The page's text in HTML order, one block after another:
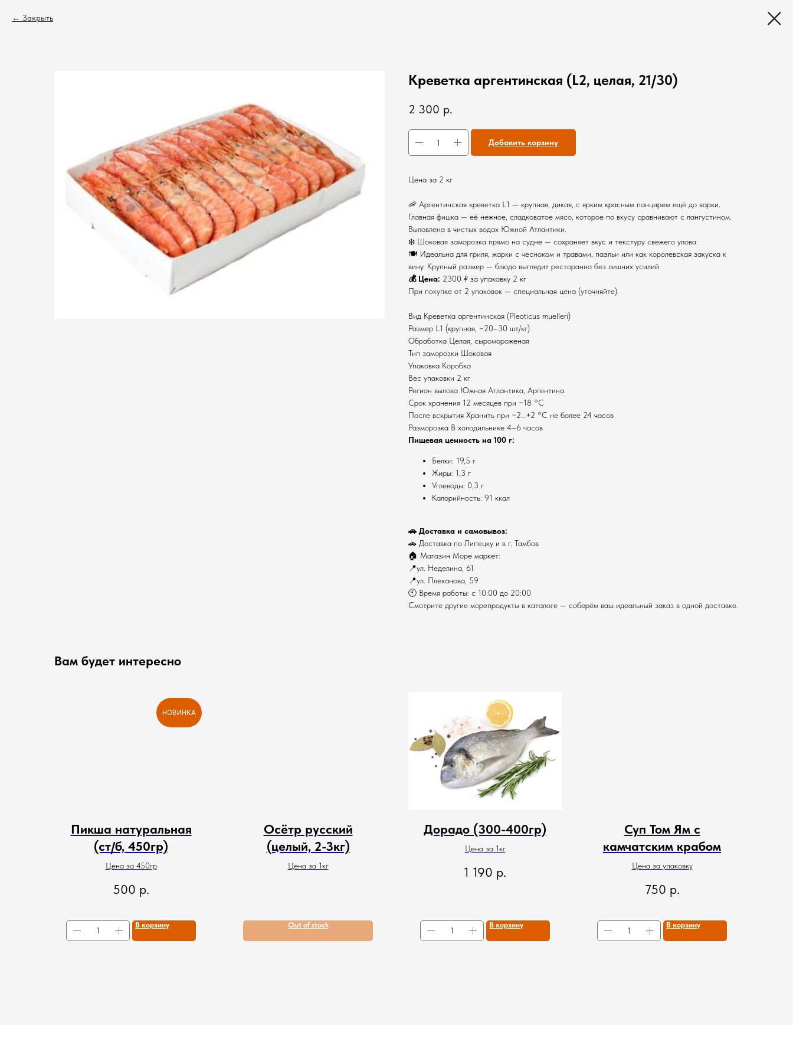
Закрыть
Креветка аргентинская (L2, целая, 21/30)
2 300 р.
Добавить корзину
Цена за 2 кг
🦐 Аргентинская креветка L1 — крупная, дикая, с ярким красным панцирем ещё до варки.
Главная фишка — её нежное, сладковатое мясо, которое по вкусу сравнивают с лангустином.
Выловлена в чистых водах Южной Атлантики.
❄️ Шоковая заморозка прямо на судне — сохраняет вкус и текстуру свежего улова.
🍽 Идеальна для гриля, жарки с чесноком и травами, паэльи или как королевская закуска к
вину. Крупный размер — блюдо выглядит ресторанно без лишних усилий.
💰 Цена: 2300 ₽ за упаковку 2 кг
При покупке от 2 упаковок — специальная цена (уточняйте).
Вид Креветка аргентинская (Pleoticus muelleri)
Размер L1 (крупная, ~20–30 шт/кг)
Обработка Целая, сыромороженая
Тип заморозки Шоковая
Упаковка Коробка
Вес упаковки 2 кг
Регион вылова Южная Атлантика, Аргентина
Срок хранения 12 месяцев при −18 °С
После вскрытия Хранить при −2…+2 °С не более 24 часов
Разморозка В холодильнике 4–6 часов
Пищевая ценность на 100 г:
Белки: 19,5 г
Жиры: 1,3 г
Углеводы: 0,3 г
Калорийность: 91 ккал
🚗 Доставка и самовывоз:
🚗 Доставка по Липецку и в г. Тамбов
🏠 Магазин Море маркет:
📍ул. Неделина, 61
📍ул. Плеханова, 59
🕙 Время работы: с 10:00 до 20:00
Смотрите другие морепродукты в каталоге — соберём ваш идеальный заказ в одной доставке.
Вам будет интересно
НОВИНКА
Пикша натуральная
(ст/б, 450гр)
Цена за 450гр
500 р.
В корзину
Осётр русский
(целый, 2-3кг)
Цена за 1кг
Out of stock
Дорадо (300-400гр)
Цена за 1кг
1 190 р.
В корзину
Суп Том Ям с
камчатским крабом
Цена за упаковку
750 р.
В корзину